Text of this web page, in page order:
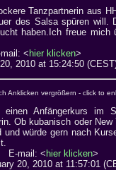
Tanzpartnerin aus
des Salsa spüren will.
haben.Ich freue mich
<hier klicken>
2010 at 15:24:50
Anklicken vergrößern - click to
Anfängerkurs im
Ob kubanisch oder New
würde gern nach
E-mail: < hier klicken>
20, 2010 at 11:57:01